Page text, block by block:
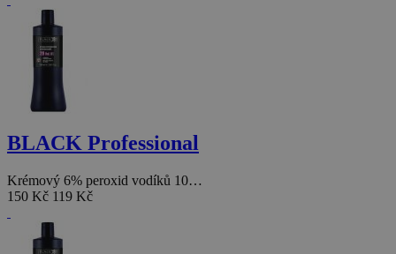
BLACK Professional
Krémový 6% peroxid vodíků 10…
150 Kč 119 Kč